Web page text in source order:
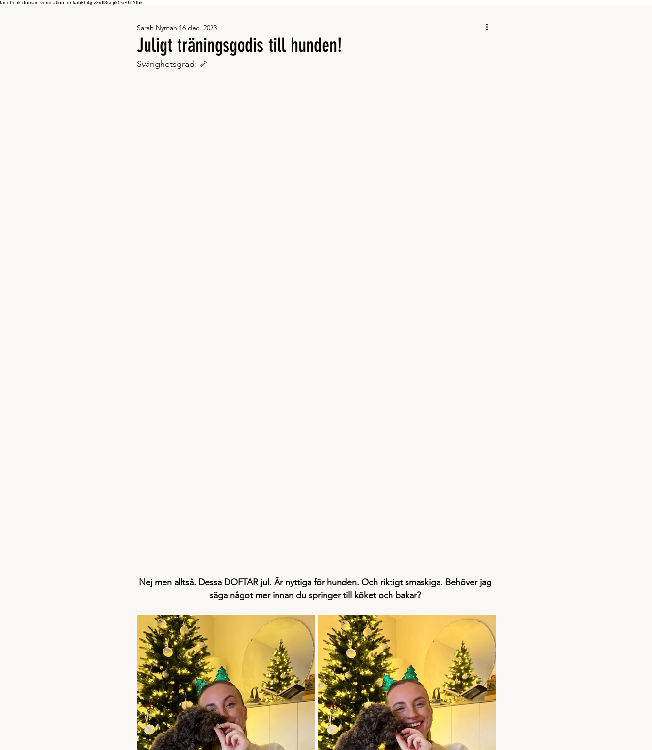
facebook-domain-verification=qnkab8h4jpz8rdl8sopk0se9fi20hk
Juligt träningsgodis till hunden!
Sarah Nyman 16 dec. 2023
Svårighetsgrad: 🦴
Nej men alltså. Dessa DOFTAR jul. Är nyttiga för hunden. Och riktigt smaskiga. Behöver jag
säga något mer innan du springer till köket och bakar?